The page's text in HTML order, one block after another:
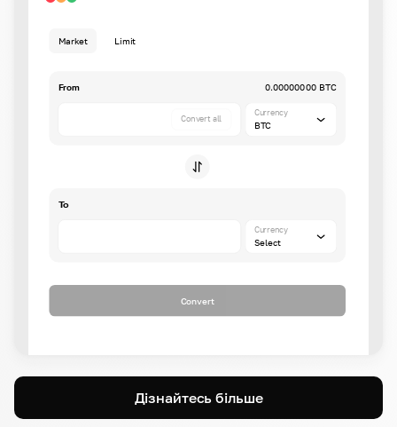
Market Limit
From 0.00000000 BTC
Convert all
Currency
BTC
To
Currency
Select
Convert
Дізнайтесь більше